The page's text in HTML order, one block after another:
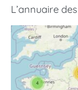
L’annuaire